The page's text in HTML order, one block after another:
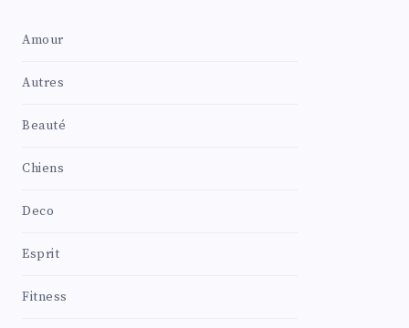
Amour
Autres
Beauté
Chiens
Deco
Esprit
Fitness